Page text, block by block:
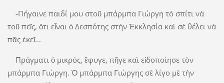
-Πήγαινε παιδί μου στοῦ μπάρμπα Γιώργη τὸ σπίτι νὰ
τοῦ πεῖς, ὅτι εἶναι ὁ Δεσπότης στὴν Ἐκκλησία καὶ σὲ θέλει νὰ
πᾶς ἐκεῖ...
Πράγματι ὁ μικρός, ἔφυγε, πῆγε καὶ εἰδοποίησε τὸν
μπάρμπα Γιώργη. Ὁ μπάρμπα Γιώργης σὲ λίγο μὲ τὴν